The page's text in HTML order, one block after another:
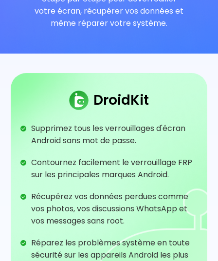
Boutique
votre écran, récupérer vos données et
même réparer votre système.
DroidKit
Supprimez tous les verrouillages d'écran
Android sans mot de passe.
Contournez facilement le verrouillage FRP
sur les principales marques Android.
Récupérez vos données perdues comme
vos photos, vos discussions WhatsApp et
vos messages sans root.
Réparez les problèmes système en toute
sécurité sur les appareils Android les plus